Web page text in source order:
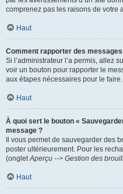
comprenez pas les raisons de votre
Haut
Comment rapporter des
Si l’administrateur l’a permis, allez
voir un bouton pour rapporter le
aux étapes nécessaires pour le faire.
Haut
À quoi sert le bouton «
message ?
Il vous permet de sauvegarder des
poster ultérieurement. Pour les
(ongletAperçu --> Gestion des
Haut